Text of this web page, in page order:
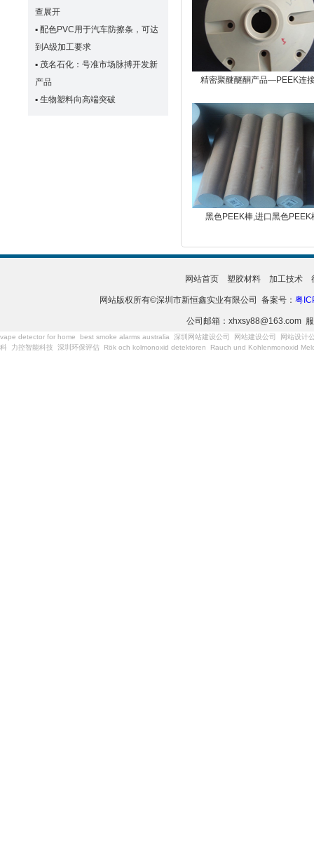
查展开
▪ 配色PVC用于汽车防擦条，可达
到A级加工要求
▪ 茂名石化：号准市场脉搏开发新
产品
▪ 生物塑料向高端突破
精密聚醚醚酮产品—PEEK连
黑色PEEK棒,进口黑色PEEK
网站首页 塑胶材料 加工技术
网站版权所有©深圳市新恒鑫实业有限公司 备案号： 粤
公司邮箱：xhxsy88@163.com
vape detector for home best smoke alarms australia 深圳网站建设公司 网站建设公司
网站设计
科
力控智能科技 深圳环保评估 Rök och kolmonoxid detektoren Rauch und Kohlenmonoxid